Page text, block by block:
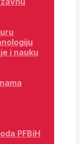
i nauku
PFBiH